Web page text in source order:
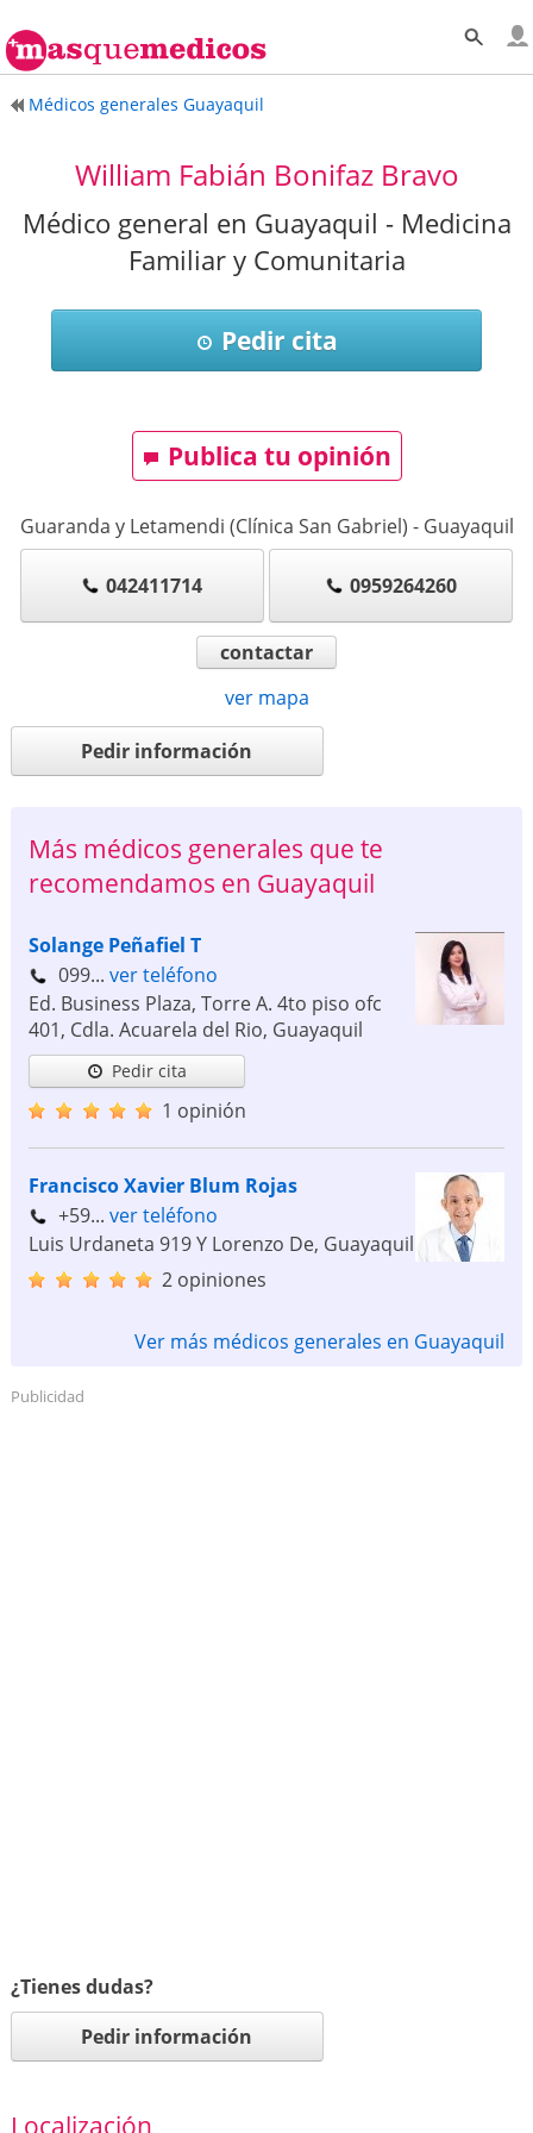
Médicos generales Guayaquil
William Fabián Bonifaz Bravo
Médico general en Guayaquil - Medicina
Familiar y Comunitaria
Pedir cita
Publica tu opinión
Guaranda y Letamendi (Clínica San Gabriel) - Guayaquil
042411714 0959264260
contactar
ver mapa
Pedir información
Más médicos generales que te
recomendamos en Guayaquil
Solange Peñafiel T
099... ver teléfono
Ed. Business Plaza, Torre A. 4to piso ofc
401, Cdla. Acuarela del Rio, Guayaquil
Pedir cita
1 opinión
Francisco Xavier Blum Rojas
+59... ver teléfono
Luis Urdaneta 919 Y Lorenzo De, Guayaquil
2 opiniones
Ver más médicos generales en Guayaquil
Publicidad
¿Tienes dudas?
Pedir información
Localización